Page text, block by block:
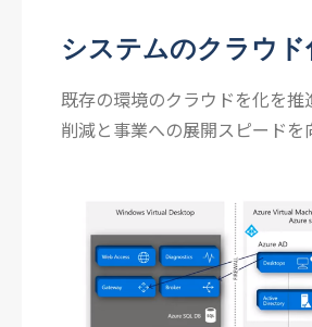
システムのクラウド
既存の環境のクラウドを化を推
削減と事業への展開スピードを